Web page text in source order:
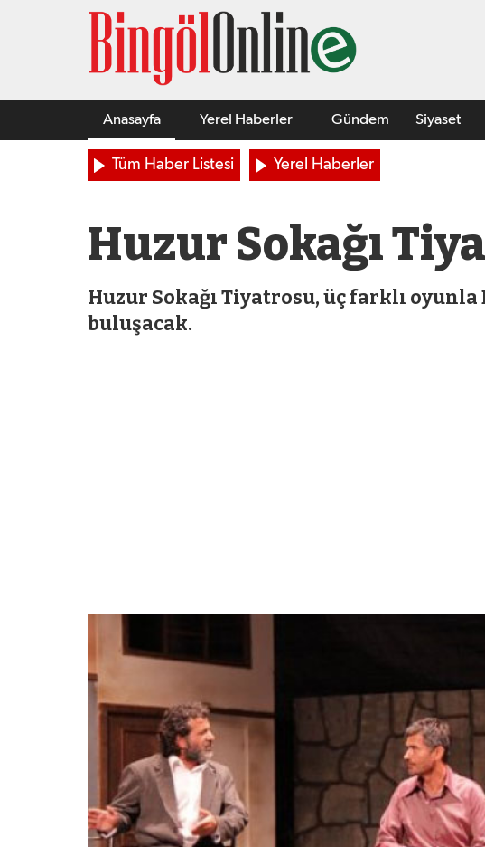
Anasayfa Yerel Haberler Gündem Siyaset
Tüm Haber Listesi Yerel Haberler
Huzur Sokağı
Huzur Sokağı Tiyatrosu, üç farklı
buluşacak.